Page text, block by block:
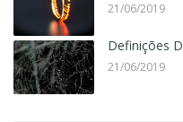
21/06/2019
Definições
21/06/2019